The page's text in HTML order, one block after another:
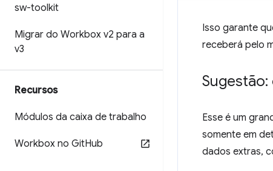
sw-toolkit
Migrar do Workbox v2 para a
v3
Recursos
Módulos da caixa de trabalho
Workbox no GitHub
Isso garante
receberá pelo
Esse é um
somente em
dados extras,